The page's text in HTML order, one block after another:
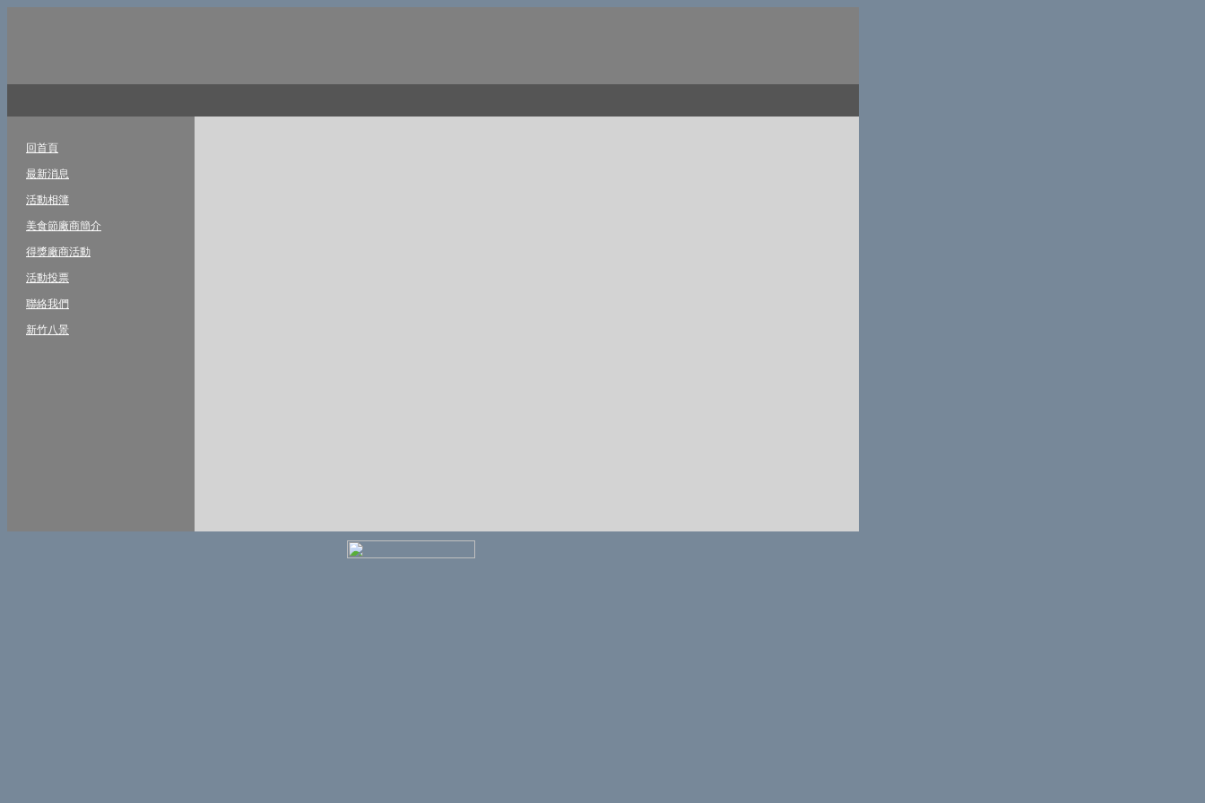
回首頁
最新消息
活動相簿
美食節廠商簡介
得獎廠商活動
活動投票
聯絡我們
新竹八景